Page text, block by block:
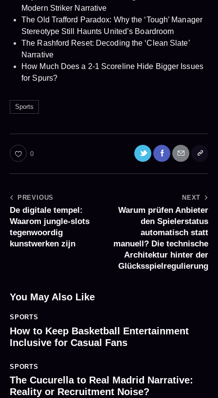
Modern Striker Narrative
The Old Trafford Paradox: Why the ‘Tough’ Manager
Stereotype Still Haunts United’s Boardroom
The Rashford Reset: Decoding the ‘Clean Slate’
Narrative
How Much Does a 2-1 Scoreline Hide Bigger Issues
for Spurs?
Sports
0
PREVIOUS
De digitale tempel:
Waarom jungle-slots
tegenwoordig
kunstwerken zijn
NEXT
Warum prüfen Anbieter
den Spielerstatus
automatisch statt
manuell? Die technische
Architektur hinter der
Glücksspielregulierung
You May Also Like
SPORTS
How to Keep Basketball Entertainment
Inclusive for Casual Fans
SPORTS
The Cucurella to Real Madrid Narrative:
Reality or Recruitment Noise?